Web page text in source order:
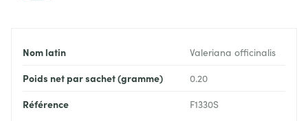
Nom latin Valeriana officinalis
Poids net par sachet (gramme) 0.20
Référence F1330S